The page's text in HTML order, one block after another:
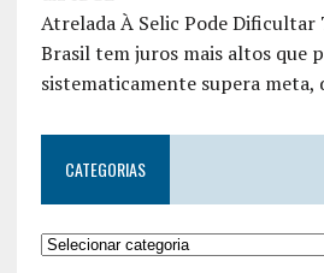
Atrelada À Selic Pode Dificultar
Brasil tem juros mais altos que
sistematicamente supera meta,
CATEGORIAS